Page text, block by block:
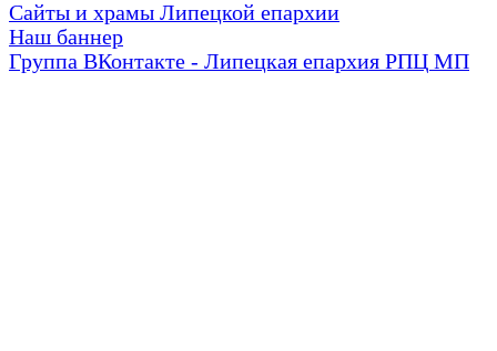
Сайты и храмы Липецкой епархии
Наш баннер
Группа ВКонтакте - Липецкая епархия РПЦ МП